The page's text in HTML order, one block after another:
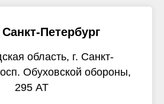
Петербург
область, г. Санкт-
Обуховской обороны,
295 АТ